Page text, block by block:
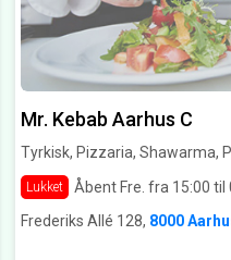
Mr. Kebab Aarhus C
Tyrkisk, Pizzaria, Shawarma,
Lukket
Åbent Fre. fra 15:00 til
Frederiks Allé 128, 8000